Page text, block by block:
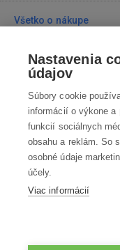
Všetko o nákupe
Predajne
Kontakt
Kontaktujte nás
02 / 205 103 00
Nastavenia
údajov
Súbory cookie
informácií o výkone a
funkcií sociálnych
obsahu a reklám. So
osobné údaje
účely.
Viac informácií